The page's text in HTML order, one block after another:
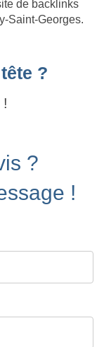
de backlinks
Saint-Georges.
?
?
!